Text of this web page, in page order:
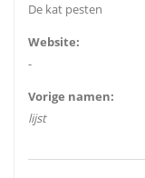
De kat pesten
Website:
-
Vorige namen:
lijst